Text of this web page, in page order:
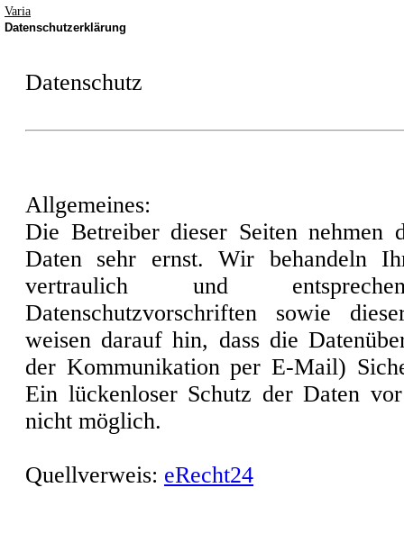
Varia
Datenschutzerklärung
Datenschutz
Allgemeines:
Die Betreiber dieser Seiten nehmen
Daten sehr ernst. Wir behandeln
vertraulich und
Datenschutzvorschriften sowie
weisen darauf hin, dass die
der Kommunikation per E-Mail)
Ein lückenloser Schutz der Daten
nicht möglich.
Quellverweis: eRecht24